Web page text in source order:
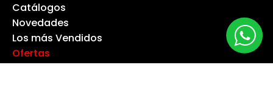
Catálogos
Novedades
Los más Vendidos
Ofertas